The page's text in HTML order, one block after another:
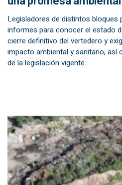
Legisladores de distintos bloques
informes para conocer el estado
cierre definitivo del vertedero y
impacto ambiental y sanitario, así
de la legislación vigente.